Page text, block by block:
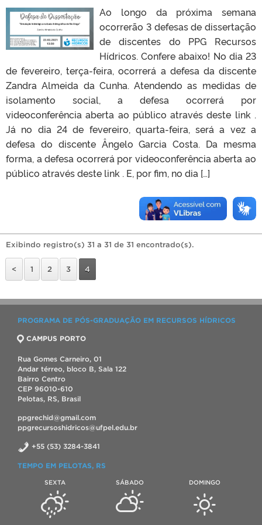
Ao longo da próxima semana
ocorrerão 3 defesas de dissertação
de discentes do PPG Recursos
Hídricos. Confere abaixo! No dia 23
de fevereiro, terça-feira, ocorrerá a defesa da discente
Zandra Almeida da Cunha. Atendendo as medidas de
isolamento social, a defesa ocorrerá por
videoconferência aberta ao público através deste link .
Já no dia 24 de fevereiro, quarta-feira, será a vez a
defesa do discente Ângelo Garcia Costa. Da mesma
forma, a defesa ocorrerá por videoconferência aberta ao
público através deste link . E, por fim, no dia […]
Exibindo registro(s) 31 a 31 de 31 encontrado(s).
< 1 2 3 4
PROGRAMA DE PÓS-GRADUAÇÃO EM RECURSOS HÍDRICOS
CAMPUS PORTO
Rua Gomes Carneiro, 01
Andar térreo, bloco B, Sala 122
Bairro Centro
CEP 96010-610
Pelotas, RS, Brasil
ppgrechid@gmail.com
ppgrecursoshidricos@ufpel.edu.br
+55 (53) 3284-3841
TEMPO EM PELOTAS, RS
SEXTA SÁBADO DOMINGO